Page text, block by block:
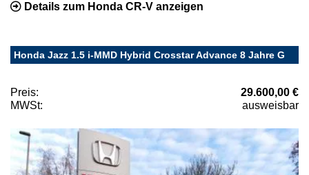
Details zum Honda CR-V anzeigen
Honda Jazz 1.5 i-MMD Hybrid Crosstar Advance 8 Jahre G
Preis:
29.600,00 €
MWSt:
ausweisbar